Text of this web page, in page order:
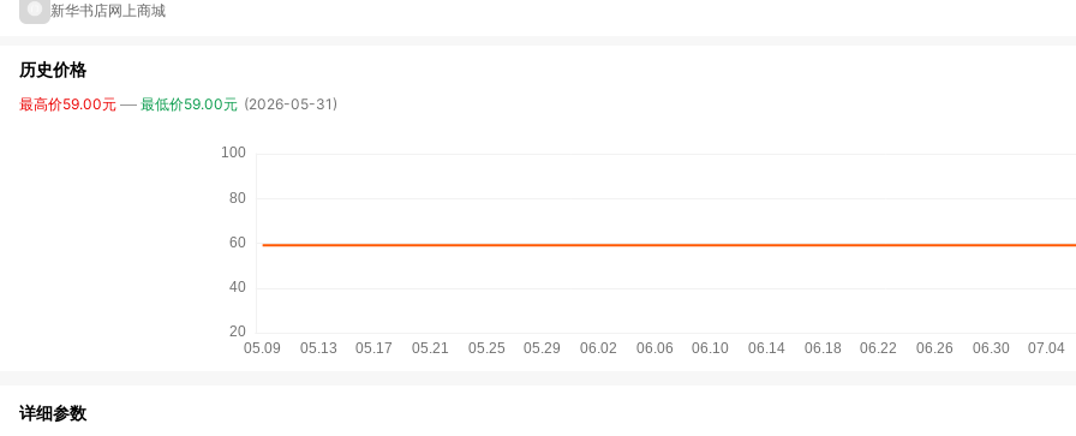
新华书店网上商城
历史价格
最高价59.00元 最低价59.00元 (2026-05-31)
详细参数